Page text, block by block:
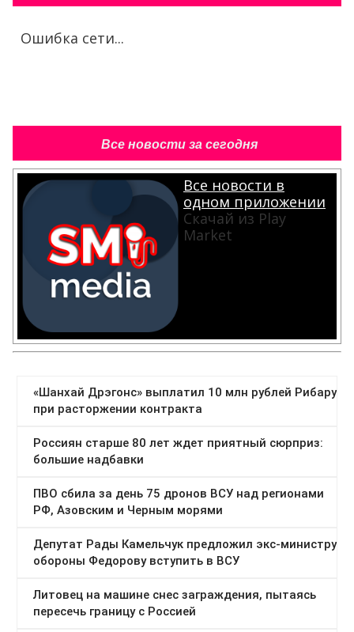
Ошибка сети...
Все новости за сегодня
Все новости в
одном приложении
Скачай из Play
Market